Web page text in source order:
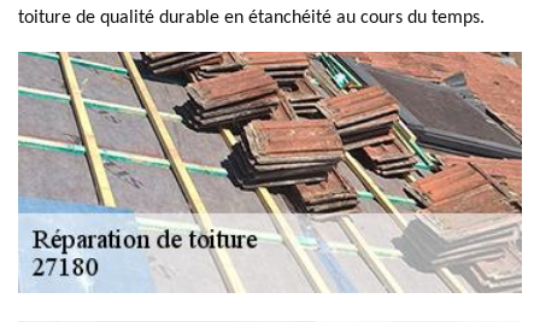
toiture de qualité durable en étanchéité au cours du temps.